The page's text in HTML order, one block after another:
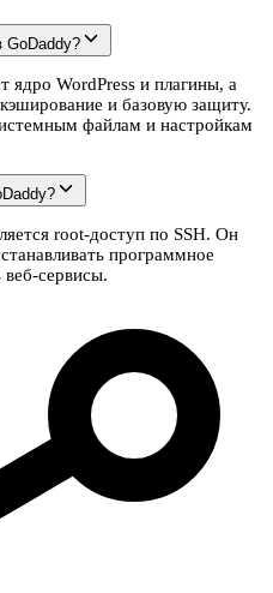
GoDaddy?
ядро WordPress и плагины, а
и базовую защиту.
файлам и настройкам
root-доступ по SSH. Он
программное
веб-сервисы.